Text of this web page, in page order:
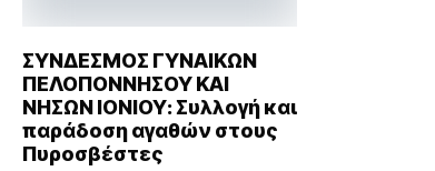
ΣΥΝΔΕΣΜΟΣ ΓΥΝΑΙΚΩΝ
ΠΕΛΟΠΟΝΝΗΣΟΥ ΚΑΙ
ΝΗΣΩΝ ΙΟΝΙΟΥ: Συλλογή και
παράδοση αγαθών στους
Πυροσβέστες